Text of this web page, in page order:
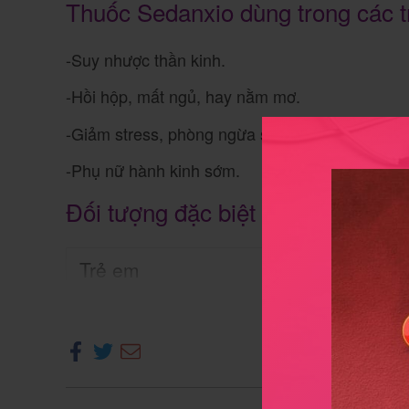
Thuốc Sedanxio dùng trong các
-Suy nhược thần kinh.
-Hồi hộp, mất ngủ, hay nằm mơ.
-Giảm stress, phòng ngừa stress, giảm lo âu,
-Phụ nữ hành kinh sớm.
Đối tượng đặc biệt
Trẻ em
Phụ nữ cho con bú